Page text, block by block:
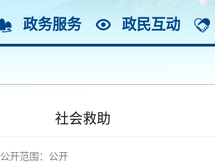
政务服务 政民互动
社会救助
公开范围：公开